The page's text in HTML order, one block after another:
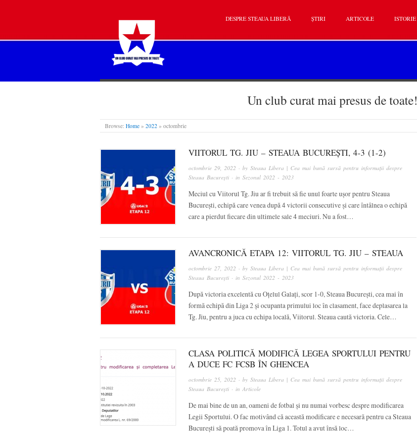
STEAUA LIBERĂ
DESPRE STEAUA LIBERĂ ȘTIRI ARTICOLE ISTORIE
Un club curat mai presus de toate!
Browse: Home » 2022 » octombrie
VIITORUL TG. JIU – STEAUA BUCUREȘTI, 4-3 (1-2)
octombrie 29, 2022 · by Steaua Libera | Cea mai bună sursă pentru informații despre
Steaua București · in Sezonul 2022 - 2023
Meciul cu Viitorul Tg. Jiu ar fi trebuit să fie unul foarte ușor pentru Steaua
București, echipă care venea după 4 victorii consecutive și care întâlnea o echipă
care a pierdut fiecare din ultimele sale 4 meciuri. Nu a fost…
AVANCRONICĂ ETAPA 12: VIITORUL TG. JIU – STEAUA
octombrie 27, 2022 · by Steaua Libera | Cea mai bună sursă pentru informații despre
Steaua București · in Sezonul 2022 - 2023
După victoria excelentă cu Oțelul Galați, scor 1-0, Steaua București, cea mai în
formă echipă din Liga 2 și ocupanta primului loc în clasament, face deplasarea la
Tg. Jiu, pentru a juca cu echipa locală, Viitorul. Steaua caută victoria. Cele…
CLASA POLITICĂ MODIFICĂ LEGEA SPORTULUI PENTRU
A DUCE FC FCSB ÎN GHENCEA
octombrie 25, 2022 · by Steaua Libera | Cea mai bună sursă pentru informații despre
Steaua București · in Articole
De mai bine de un an, oameni de fotbal și nu numai vorbesc despre modificarea
Legii Sportului. O fac motivând că această modificare e necesară pentru ca Steaua
București să poată promova în Liga 1. Totul a avut însă loc…